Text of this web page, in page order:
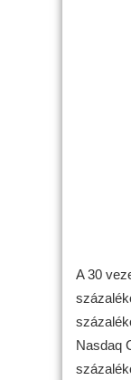
A 30
Nasdaq